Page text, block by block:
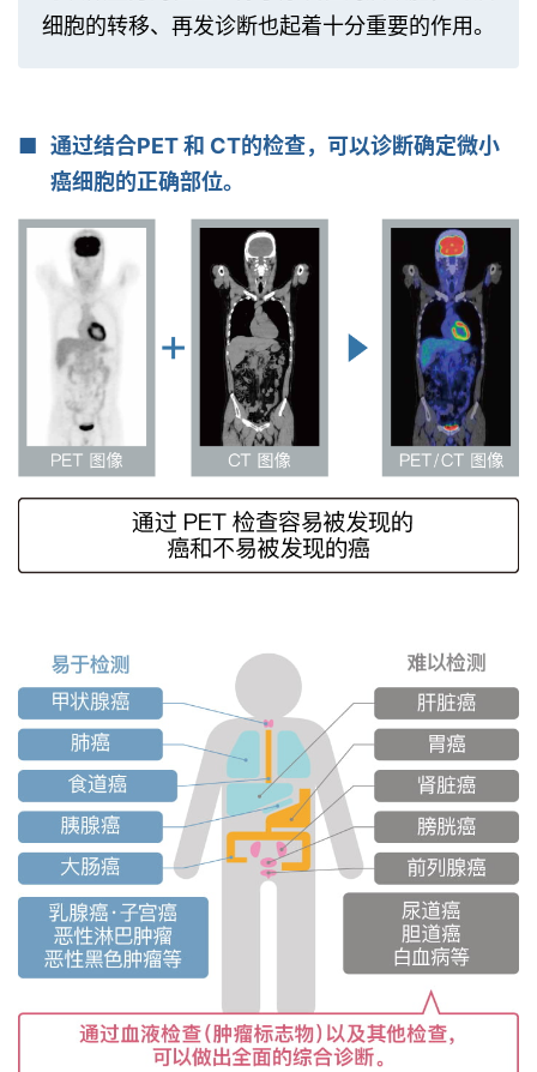
细胞的转移、再发诊断也起着十分重要的作用。
通过结合PET 和 CT的检查，可以诊断确定微小
癌细胞的正确部位。